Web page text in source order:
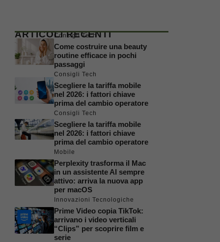
ARTICOLI RECENTI
Consigli Tech
Come costruire una beauty
routine efficace in pochi
passaggi
Consigli Tech
Scegliere la tariffa mobile
nel 2026: i fattori chiave
prima del cambio operatore
Consigli Tech
Scegliere la tariffa mobile
nel 2026: i fattori chiave
prima del cambio operatore
Mobile
Perplexity trasforma il Mac
in un assistente AI sempre
attivo: arriva la nuova app
per macOS
Innovazioni Tecnologiche
Prime Video copia TikTok:
arrivano i video verticali
“Clips” per scoprire film e
serie